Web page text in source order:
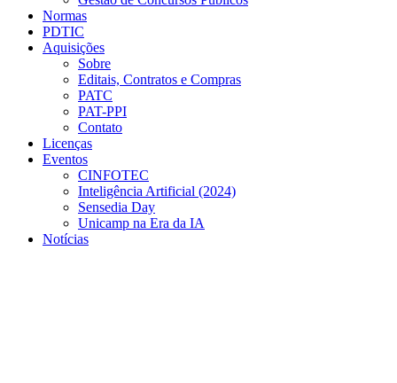
Normas
PDTIC
Aquisições
Sobre
Editais, Contratos e Compras
PATC
PAT-PPI
Contato
Licenças
Eventos
CINFOTEC
Inteligência Artificial (2024)
Sensedia Day
Unicamp na Era da IA
Notícias